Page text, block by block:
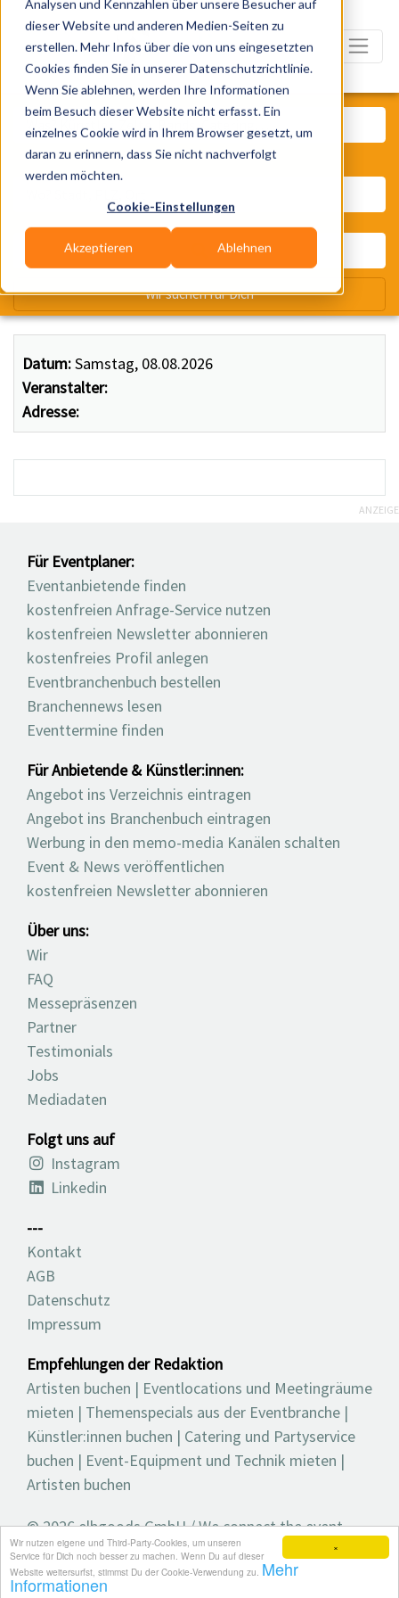
×
Wir nutzen eigene und Third-Party-Cookies, um unseren
Service für Dich noch besser zu machen. Wenn Du auf dieser
Website weitersurfst, stimmst Du der Cookie-Verwendung zu. Mehr
Informationen
Analysen und Kennzahlen über unsere Besucher auf
dieser Website und anderen Medien-Seiten zu
erstellen. Mehr Infos über die von uns eingesetzten
Cookies finden Sie in unserer Datenschutzrichtlinie.
Wenn Sie ablehnen, werden Ihre Informationen
beim Besuch dieser Website nicht erfasst. Ein
einzelnes Cookie wird in Ihrem Browser gesetzt, um
daran zu erinnern, dass Sie nicht nachverfolgt
werden möchten.
Cookie-Einstellungen
Akzeptieren Ablehnen
Datum:Samstag, 08.08.2026
Veranstalter:
Adresse:
Was? Künstler, Zelte, Bands,
Wir suchen für Dich
ANZEIGE
Für Eventplaner:
Eventanbietende finden
kostenfreien Anfrage-Service nutzen
kostenfreien Newsletter abonnieren
kostenfreies Profil anlegen
Eventbranchenbuch bestellen
Branchennews lesen
Eventtermine finden
Für Anbietende & Künstler:innen:
Angebot ins Verzeichnis eintragen
Angebot ins Branchenbuch eintragen
Werbung in den memo-media Kanälen schalten
Event & News veröffentlichen
kostenfreien Newsletter abonnieren
Über uns:
Wir
FAQ
Messepräsenzen
Partner
Testimonials
Jobs
Mediadaten
Folgt uns auf
Instagram
Linkedin
---
Kontakt
AGB
Datenschutz
Impressum
Empfehlungen der Redaktion
Artisten buchen | Eventlocations und Meetingräume
mieten | Themenspecials aus der Eventbranche |
Künstler:innen buchen | Catering und Partyservice
buchen | Event-Equipment und Technik mieten |
Artisten buchen
© 2026 elbgoods GmbH / We connect the event
industry / Medienvielfalt für die Eventplanung /
Eventbranchenbuch, Blog, Magazin und mehr